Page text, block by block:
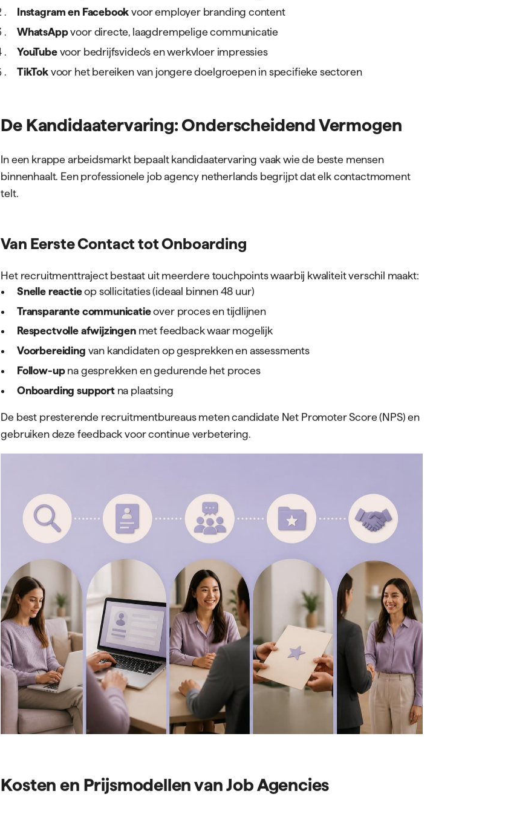
Instagram en Facebook voor employer branding content
WhatsAppvoor directe, laagdrempelige communicatie
YouTubevoor bedrijfsvideo's en werkvloer impressies
TikTokvoor het bereiken van jongere doelgroepen in specifieke sectoren
De Kandidaatervaring: Onderscheidend Vermogen
In een krappe arbeidsmarkt bepaalt kandidaatervaring vaak wie de beste mensen
binnenhaalt. Een professionele job agency netherlands begrijpt dat elk contactmoment
telt.
Van Eerste Contact tot Onboarding
Het recruitmenttraject bestaat uit meerdere touchpoints waarbij kwaliteit verschil maakt:
Snelle reactieop sollicitaties (ideaal binnen 48 uur)
Transparante communicatieover proces en tijdlijnen
Respectvolle afwijzingenmet feedback waar mogelijk
Voorbereiding van kandidaten op gesprekken en assessments
Follow-upna gesprekken en gedurende het proces
Onboarding supportna plaatsing
De best presterende recruitmentbureaus meten candidate Net Promoter Score (NPS) en
gebruiken deze feedback voor continue verbetering.
Kosten en Prijsmodellen van Job Agencies